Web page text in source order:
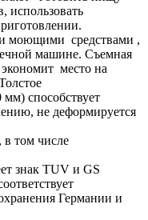
использовать
моющими средствами ,
машине. Съемная
место на
способствует
не деформируется
в том числе
знак TUV и GS
Германии и